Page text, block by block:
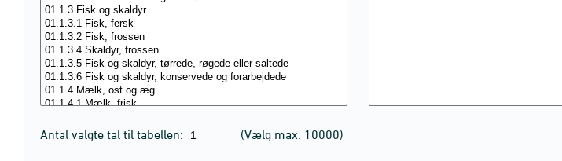
Antal valgte tal til tabellen: (Vælg max. 10000)